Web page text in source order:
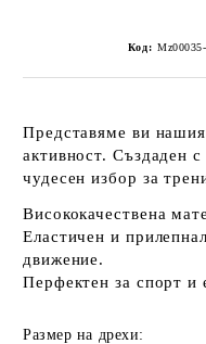
Код:
Представяме ви нашия
активност. Създаден
чудесен избор за
Висококачествена
Еластичен и
движение.
Перфектен за спорт и
Размер на дрехи: